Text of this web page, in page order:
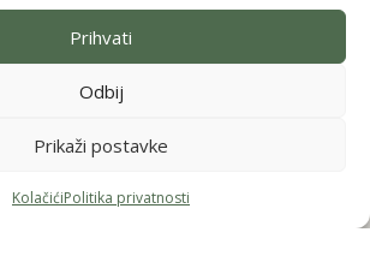
Prihvati
Odbij
Prikaži postavke
KolačićiPolitika privatnosti
Ponedjeljak - 12h-19h
Uto, sri, čet, pet – 11h-18h
Nedjelja - ZATVORENO